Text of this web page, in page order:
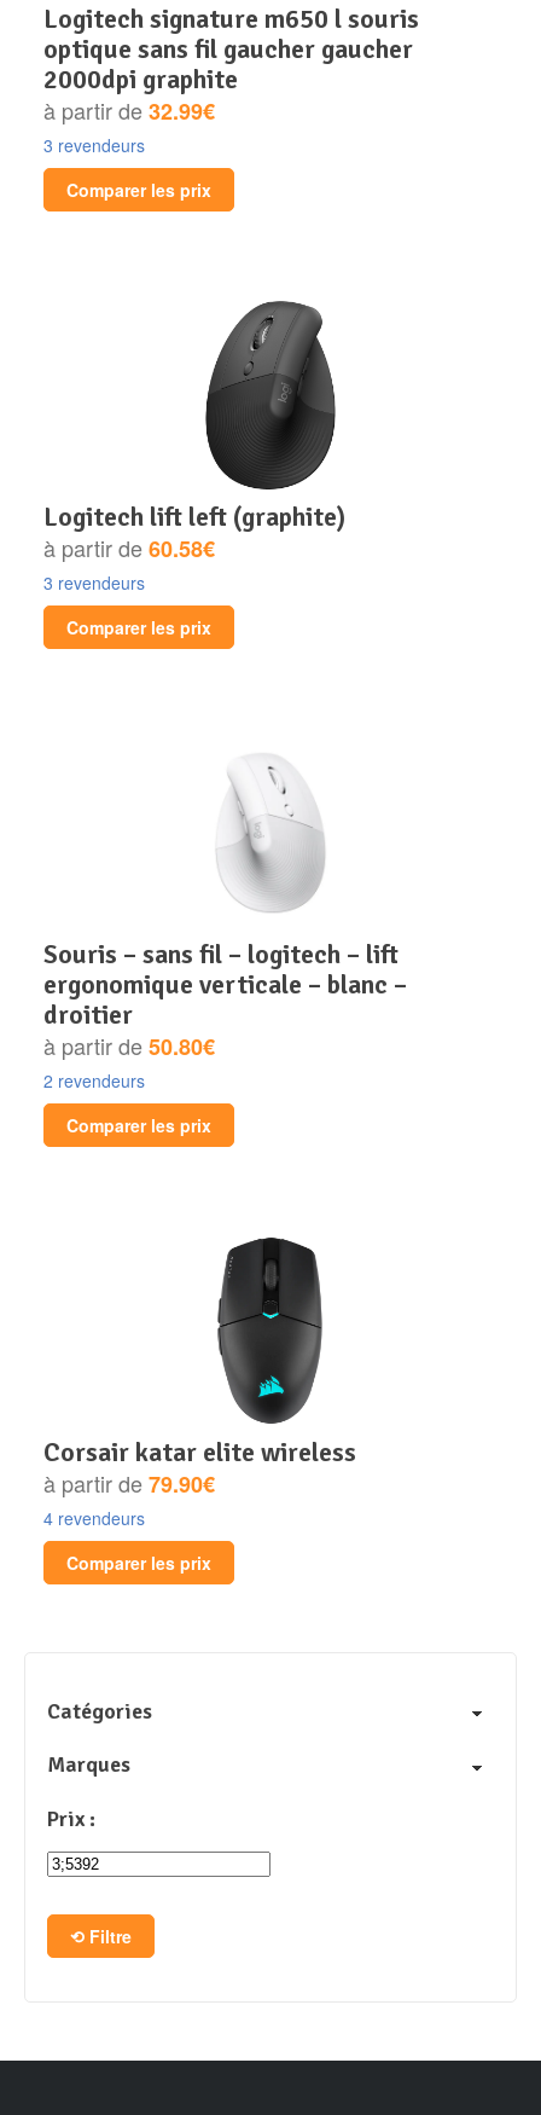
logitech signature m650 l souris
optique sans fil gaucher gaucher
2000dpi graphite
à partir de32.99€
3 revendeurs
Comparer les prix
logitech lift left (graphite)
à partir de60.58€
3 revendeurs
Comparer les prix
souris – sans fil – logitech – lift
ergonomique verticale – blanc –
droitier
à partir de50.80€
2 revendeurs
Comparer les prix
corsair katar elite wireless
à partir de79.90€
4 revendeurs
Comparer les prix
Catégories
Marques
Prix :
Filtre